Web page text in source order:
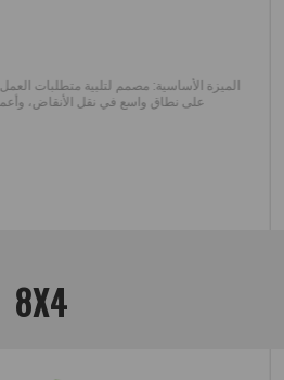
الميزة الأساسية: مصمم لتلبية متطلبات
على نطاق واسع في نقل الأنقاض،
8X4